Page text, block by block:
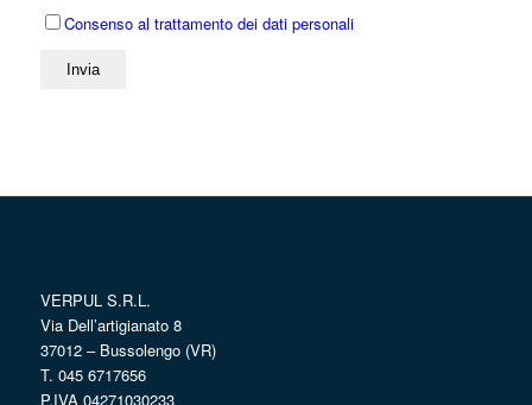
Consenso al trattamento dei dati personali
VERPUL S.R.L.
Via Dell’artigianato 8
37012 – Bussolengo (VR)
T. 045 6717656
P.IVA 04271030233